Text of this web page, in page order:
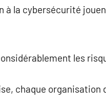
à la cybersécurité
les
chaque